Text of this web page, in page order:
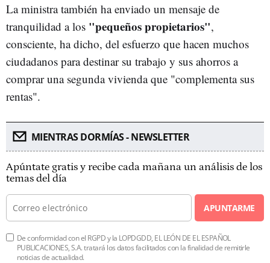
La ministra también ha enviado un mensaje de
tranquilidad a los "pequeños propietarios",
consciente, ha dicho, del esfuerzo que hacen muchos
ciudadanos para destinar su trabajo y sus ahorros a
comprar una segunda vivienda que "complementa sus
rentas".
MIENTRAS DORMÍAS - NEWSLETTER
Apúntate gratis y recibe cada mañana un análisis de los
temas del día
APUNTARME
De conformidad con el RGPD y la LOPDGDD, EL LEÓN DE EL ESPAÑOL
PUBLICACIONES, S.A. tratará los datos facilitados con la finalidad de remitirle
noticias de actualidad.